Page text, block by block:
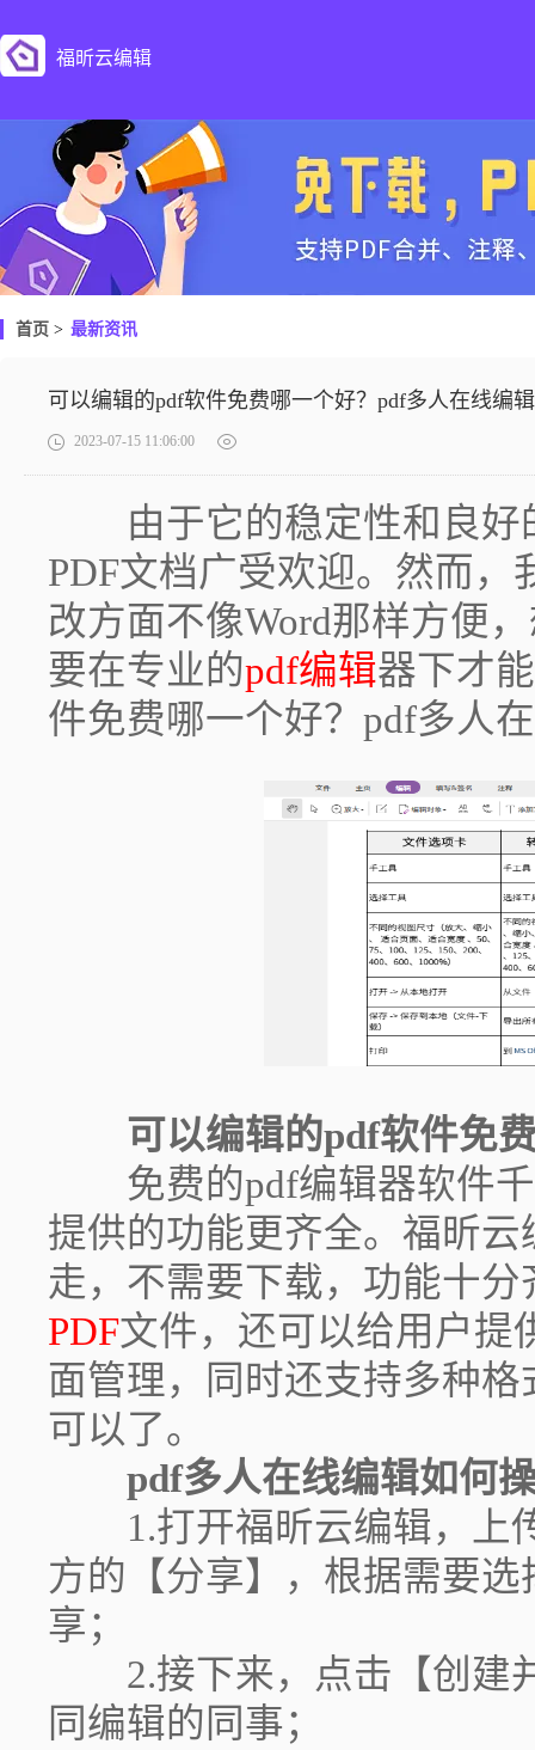
福昕云编辑
首页 > 最新资讯
可以编辑的pdf软件免费哪一个好？pdf多人在线编
2023-07-15 11:06:00
由于它的稳定性和良好
PDF文档广受欢迎。然而，
改方面不像Word那样方便
要在专业的pdf编辑器下才
件免费哪一个好？pdf多人
可以编辑的pdf软件免
免费的pdf编辑器软件千
提供的功能更齐全。福昕
走，不需要下载，功能十
PDF文件，还可以给用户提
面管理，同时还支持多种
可以了。
pdf多人在线编辑如何
1.打开福昕云编辑，上
方的【分享】，根据需要
享；
2.接下来，点击【创建
同编辑的同事；